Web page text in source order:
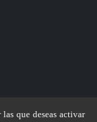
que deseas activar